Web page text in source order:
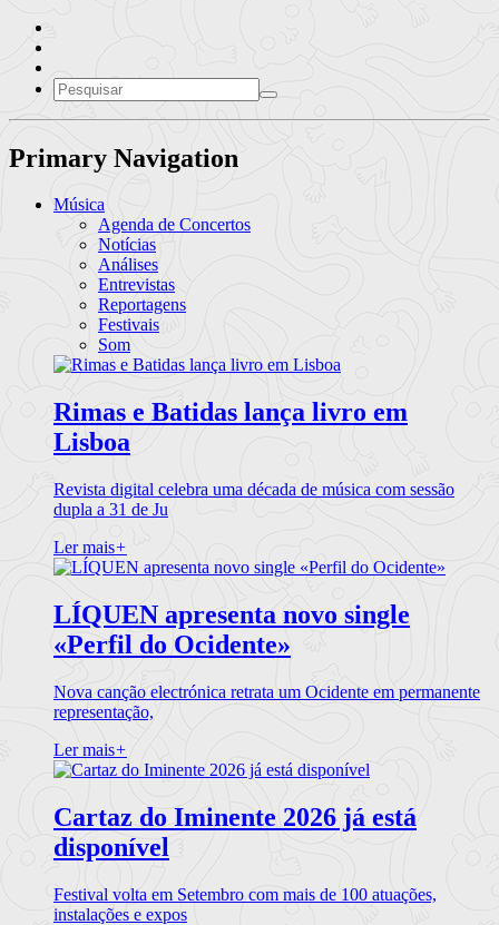
Primary Navigation
Música
Agenda de Concertos
Notícias
Análises
Entrevistas
Reportagens
Festivais
Som
Rimas e Batidas lança livro em
Lisboa
Revista digital celebra uma década de música com sessão
dupla a 31 de Ju
Ler mais+
LÍQUEN apresenta novo single
«Perfil do Ocidente»
Nova canção electrónica retrata um Ocidente em permanente
representação,
Ler mais+
Cartaz do Iminente 2026 já está
disponível
Festival volta em Setembro com mais de 100 atuações,
instalações e expos